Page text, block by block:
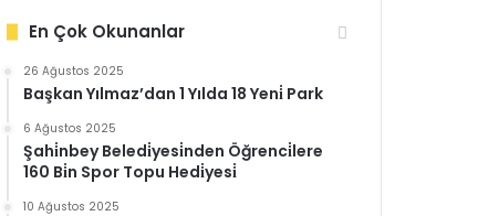
En Çok Okunanlar
26 Ağustos 2025
Başkan Yılmaz’dan 1 Yılda 18 Yeni̇ Park
6 Ağustos 2025
Şahi̇nbey Beledi̇yesi̇nden Öğrenci̇lere
160 Bi̇n Spor Topu Hedi̇yesi̇
10 Ağustos 2025